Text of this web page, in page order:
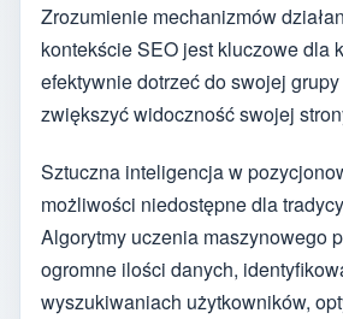
Zrozumienie mechanizmów
kontekście SEO jest kluczowe dla
efektywnie dotrzeć do swojej
zwiększyć widoczność swojej
Sztuczna inteligencja w
możliwości niedostępne dla
Algorytmy uczenia maszynowego
ogromne ilości danych,
wyszukiwaniach użytkowników,